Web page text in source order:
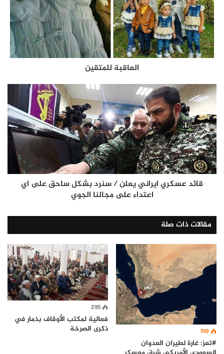
العاقبة للمتقين
قائد عسكري ايراني يعلن / سنرد بشكل ساحق على اي
اعتداء على مجالنا الجوي
مقالات ذات صلة
510
#تعز: غارة لطيران العدوان
295
فعالية لمكتب الأوقاف بذمار في
ذكرى الصرخة